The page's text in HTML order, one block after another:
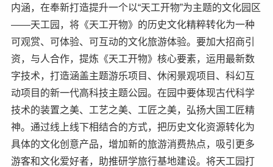
内涵，在奉新打造提升一个以“天工开物”为主题的文化园区
——天工园，将《天工开物》的历史文化精粹转化为一种
可观赏、可体验、可互动的文化旅游体验。要加大招商引
资，与人合作，提炼《天工开物》核心要素，运用最新数
字技术，打造涵盖主题游乐项目、休闲景观项目、科幻互
动项目的新一代高科技主题公园。在园中要体现古代科学
技术的装置之美、工艺之美、工匠之美，弘扬大国工匠精
神。通过线上线下相结合的方式，把历史文化资源转化为
具体的文化创意产品，增加新的旅游消费热点，吸引更多
游客和文化爱好者，助推研学旅行基地建设。将天工园打